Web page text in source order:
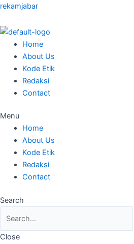
Skip
content
rekamjabar
Home
About Us
Kode Etik
Redaksi
Contact
Menu
Home
About Us
Kode Etik
Redaksi
Contact
Search
Close